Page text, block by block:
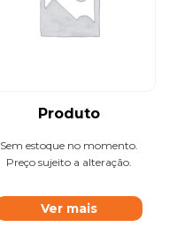
Produto
Sem estoque no momento.
Preço sujeito a alteração.
Ver mais